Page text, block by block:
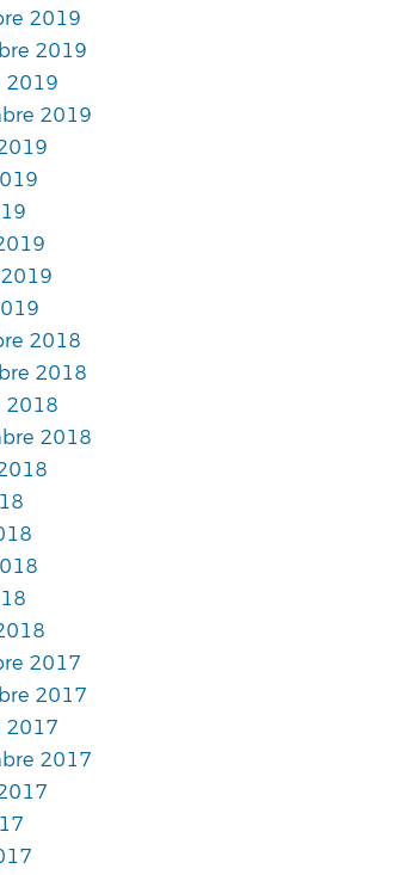
2019
2019
2019
2019
2018
2018
2018
2018
2017
2017
2017
2017